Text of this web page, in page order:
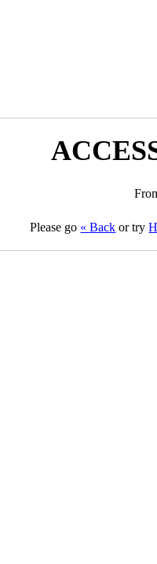
Please go « Back or try